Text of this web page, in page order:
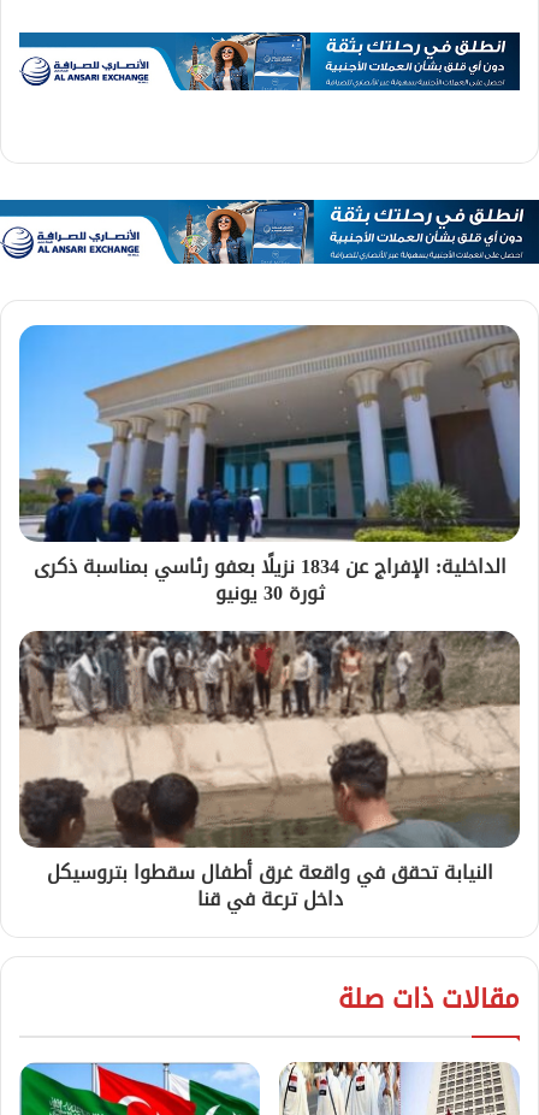
الداخلية: الإفراج عن 1834 نزيلًا بعفو رئاسي بمناسبة ذكرى
ثورة 30 يونيو
النيابة تحقق في واقعة غرق أطفال سقطوا بتروسيكل
داخل ترعة في قنا
مقالات ذات صلة